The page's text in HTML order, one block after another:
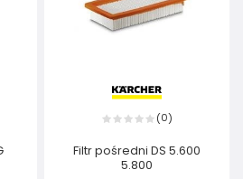
(0)
Filtr pośredni DS 5.600
5.800